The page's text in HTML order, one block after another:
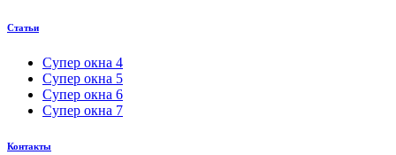
Статьи
Супер окна 4
Супер окна 5
Супер окна 6
Супер окна 7
Контакты